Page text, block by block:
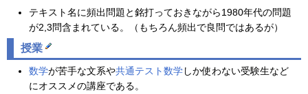
テキスト名に頻出問題と銘打っておきながら1980年代の問題
が2,3問含まれている。（もちろん頻出で良問ではあるが）
授業
数学が苦手な文系や共通テスト数学しか使わない受験生など
にオススメの講座である。